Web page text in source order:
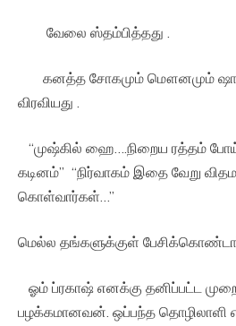
வேலை ஸ்தம்பித்தது .
கனத்த சோகமும் மௌனமும் ஷாப்
விரவியது .
“முஷ்கில் ஹை….நிறைய ரத்தம்
கடினம்” “நிர்வாகம் இதை வேறு
கொள்வார்கள்…”
மெல்ல தங்களுக்குள்
ஓம் ப்ரகாஷ் எனக்கு தனிப்பட்ட
பழக்கமானவன். ஒப்பந்த தொழிலாளி